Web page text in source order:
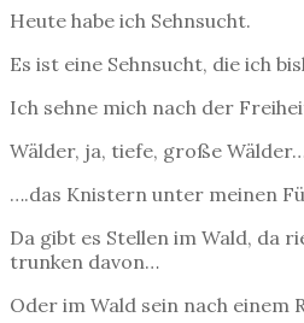
Heute habe ich Sehnsucht.
Es ist eine Sehnsucht, die ich
Ich sehne mich nach der
Wälder, ja, tiefe, große
….das Knistern unter meinen
Da gibt es Stellen im Wald, da
trunken davon…
Oder im Wald sein nach einem